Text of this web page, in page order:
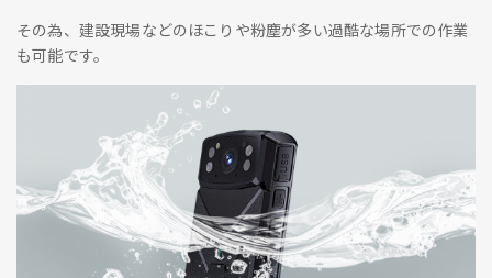
その為、建設現場などのほこりや粉塵が多い過酷な場所での作業
も可能です。